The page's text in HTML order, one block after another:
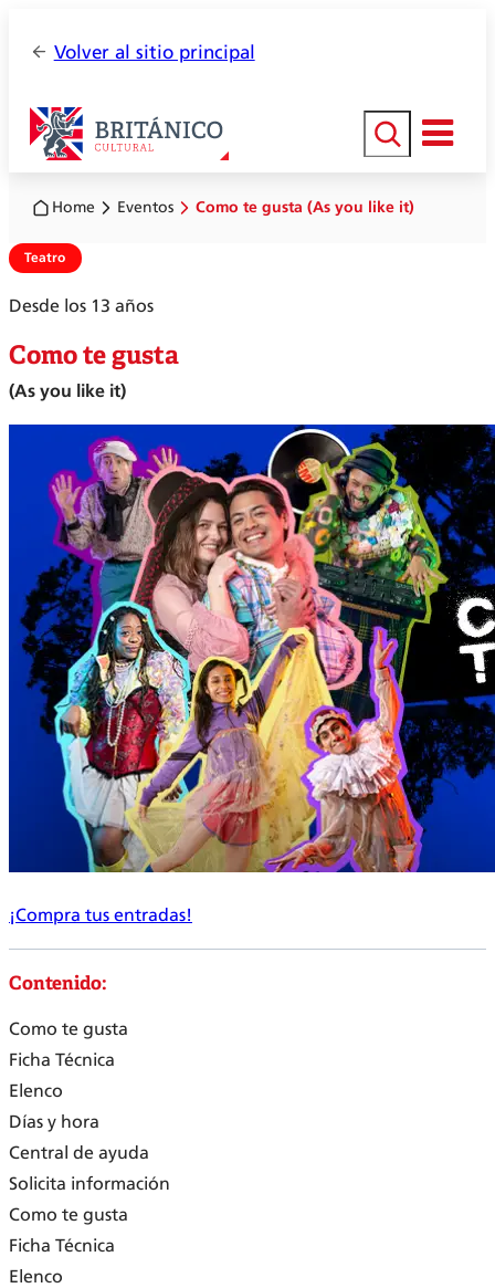
Volver al sitio principal
Buscar
Home Eventos Como te gusta (As you like it)
Teatro
Desde los 13 años
Como te gusta
(As you like it)
¡Compra tus entradas!
Contenido:
Como te gusta
Ficha Técnica
Elenco
Días y hora
Central de ayuda
Solicita información
Como te gusta
Ficha Técnica
Elenco